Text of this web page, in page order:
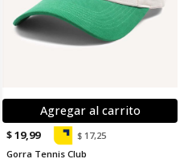
Agregar al carrito
$ 19,99
$ 17,25
Gorra Tennis Club